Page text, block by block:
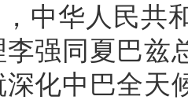
中华人民共
李强同夏巴兹
化中巴全天